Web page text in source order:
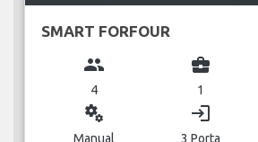
SMART FORFOUR
group
4
business_center
1
miscellaneous_services
Manual
login
3 Porta